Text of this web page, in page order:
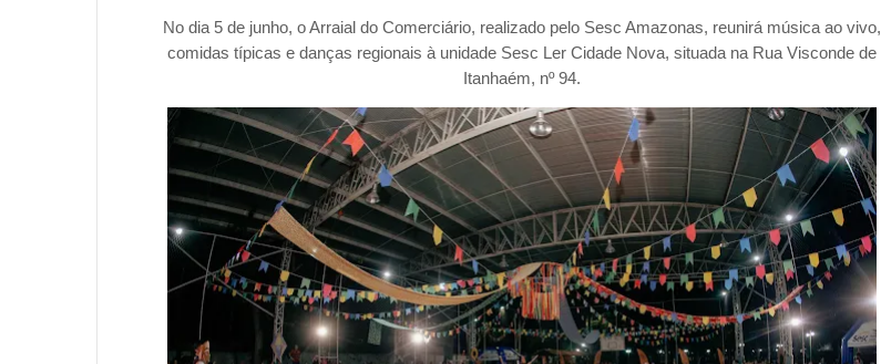
No dia 5 de junho, o Arraial do Comerciário, realizado pelo Sesc Amazonas, reunirá música ao vivo,
comidas típicas e danças regionais à unidade Sesc Ler Cidade Nova, situada na Rua Visconde de
Itanhaém, nº 94.